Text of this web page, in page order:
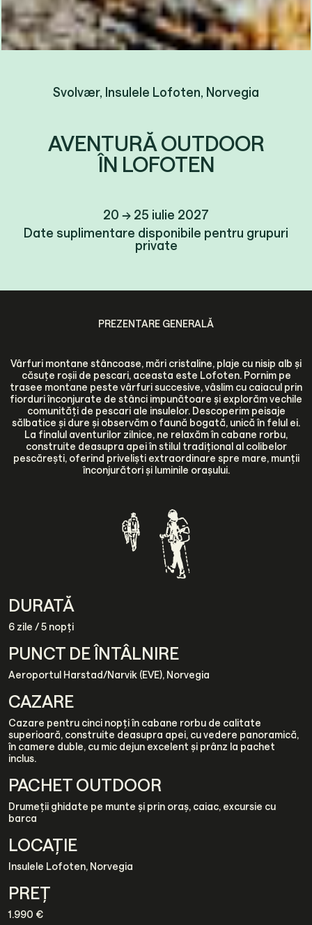
Svolvær, Insulele Lofoten, Norvegia
AVENTURĂ OUTDOOR
ÎN LOFOTEN
20 → 25 iulie 2027
Date suplimentare disponibile pentru grupuri
private
PREZENTARE GENERALĂ
Vârfuri montane stâncoase, mări cristaline, plaje cu nisip alb și
căsuțe roșii de pescari, aceasta este Lofoten. Pornim pe
trasee montane peste vârfuri succesive, vâslim cu caiacul prin
fiorduri înconjurate de stânci impunătoare și explorăm vechile
comunități de pescari ale insulelor. Descoperim peisaje
sălbatice și dure și observăm o faună bogată, unică în felul ei.
La finalul aventurilor zilnice, ne relaxăm în cabane rorbu,
construite deasupra apei în stilul tradițional al colibelor
pescărești, oferind priveliști extraordinare spre mare, munții
înconjurători și luminile orașului.
DURATĂ
6 zile / 5 nopți
PUNCT DE ÎNTÂLNIRE
Aeroportul Harstad/Narvik (EVE), Norvegia
CAZARE
Cazare pentru cinci nopți în cabane rorbu de calitate
superioară, construite deasupra apei, cu vedere panoramică,
în camere duble, cu mic dejun excelent și prânz la pachet
inclus.
PACHET OUTDOOR
Drumeții ghidate pe munte și prin oraș, caiac, excursie cu
barca
LOCAȚIE
Insulele Lofoten, Norvegia
PREȚ
1.990 €